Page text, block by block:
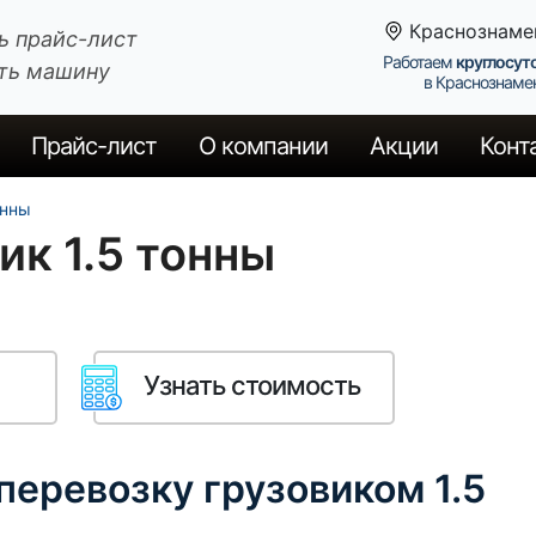
прайс-лист
машину
Работаем
в
Прайс-лист О компании Акции
1.5 тонны
Узнать стоимость
грузовиком 1.5